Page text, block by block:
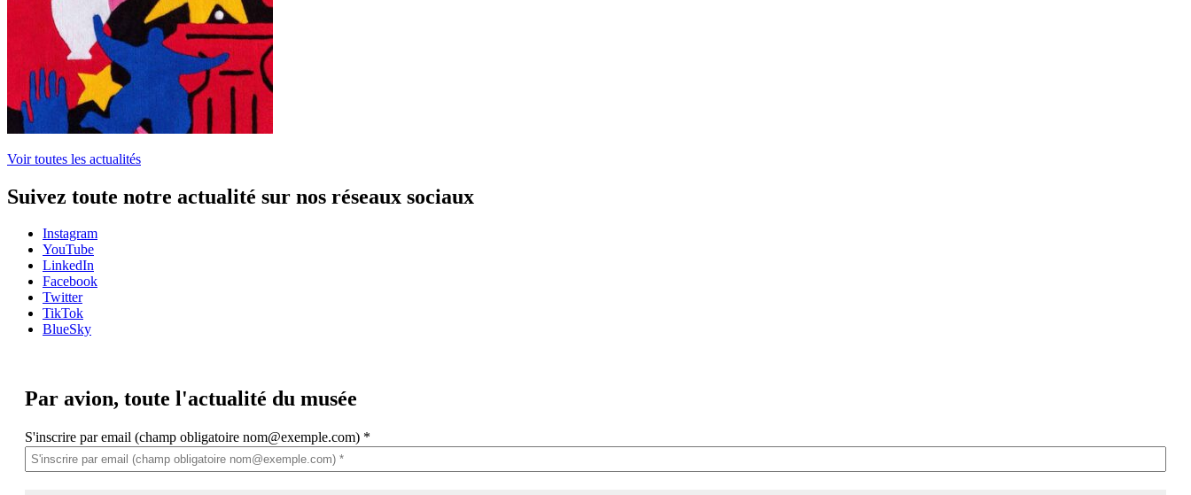
Voir toutes les actualités
Suivez toute notre actualité sur nos réseaux sociaux
Instagram
YouTube
LinkedIn
Facebook
Twitter
TikTok
BlueSky
Par avion, toute l'actualité du musée
S'inscrire par email (champ obligatoire nom@exemple.com) *